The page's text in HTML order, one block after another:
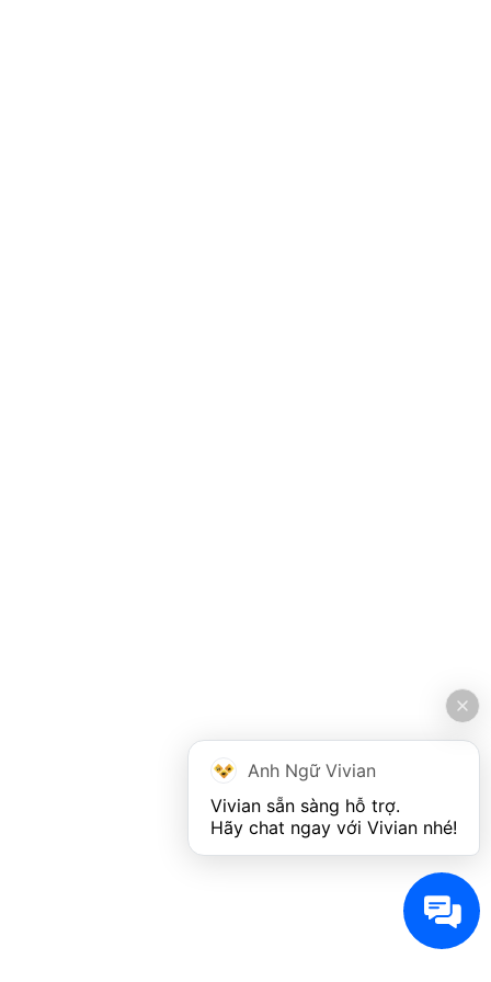
Anh Ngữ Vivian
Vivian sẵn sàng hỗ trợ.
Hãy chat ngay với Vivian nhé!